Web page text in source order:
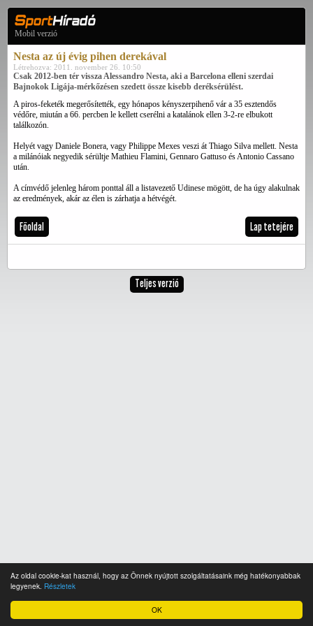
OK
Az oldal cookie-kat használ, hogy az Önnek nyújtott szolgáltatásaink még hatékonyabbak
legyenek. Részletek
Mobil verzió
Nesta az új évig pihen derekával
Létrehozva: 2011. november 26. 10:50
Csak 2012-ben tér vissza Alessandro Nesta, aki a Barcelona elleni szerdai
Bajnokok Ligája-mérkőzésen szedett össze kisebb deréksérülést.
A piros-feketék megerősítették, egy hónapos kényszerpihenő vár a 35 esztendős
védőre, miután a 66. percben le kellett cserélni a katalánok ellen 3-2-re elbukott
találkozón.
Helyét vagy Daniele Bonera, vagy Philippe Mexes veszi át Thiago Silva mellett. Nesta
a milánóiak negyedik sérültje Mathieu Flamini, Gennaro Gattuso és Antonio Cassano
után.
A címvédő jelenleg három ponttal áll a listavezető Udinese mögött, de ha úgy alakulnak
az eredmények, akár az élen is zárhatja a hétvégét.
Főoldal Lap tetejére
Teljes verzió